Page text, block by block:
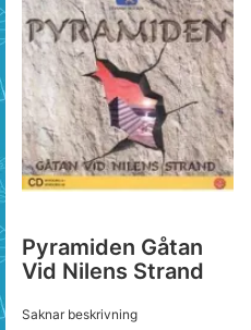
Pyramiden Gåtan
Vid Nilens Strand
Saknar beskrivning